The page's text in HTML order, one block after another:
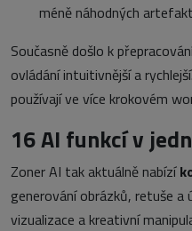
méně náhodných
Současně došlo k
ovládání intuitivnější a
používají ve více krokovém
16 AI funkcí v
Zoner AI tak aktuálně nabízí
generování obrázků, retuše
vizualizace a kreativní